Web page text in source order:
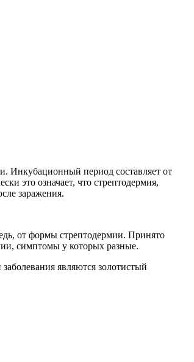
Инкубационный период составляет от
это означает, что стрептодермия,
заражения.
от формы стрептодермии. Принято
симптомы у которых разные.
являются золотистый